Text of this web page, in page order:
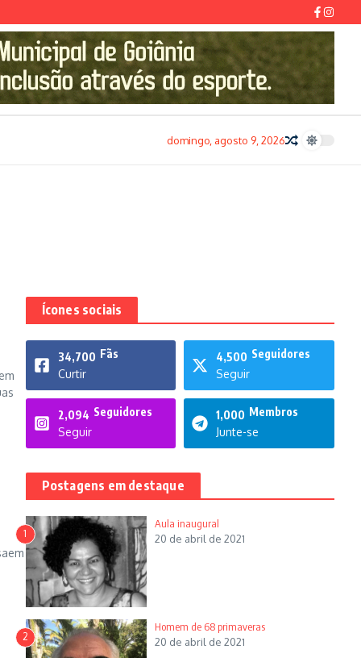
domingo, agosto 9, 2026
Ícones sociais
34,700 Fãs
Curtir
4,500 Seguidores
Seguir
2,094 Seguidores
Seguir
1,000 Membros
Junte-se
Postagens em destaque
1
Aula inaugural
20 de abril de 2021
2
Homem de 68 primaveras
20 de abril de 2021